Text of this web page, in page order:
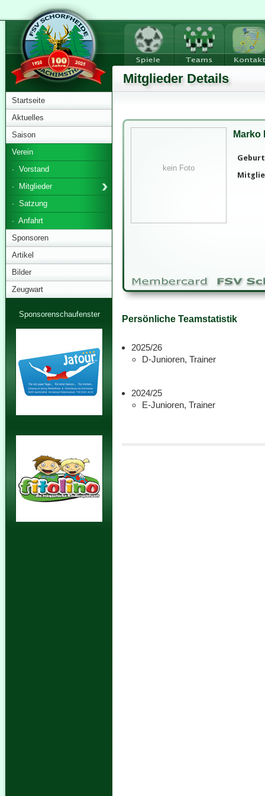
Mitglieder Details
Startseite
Aktuelles
Saison
Verein
· Vorstand
· Mitglieder
· Satzung
· Anfahrt
Sponsoren
Artikel
Bilder
Zeugwart
Sponsorenschaufenster
kein Foto
Marko
Persönliche Teamstatistik
2025/26
D-Junioren, Trainer
2024/25
E-Junioren, Trainer